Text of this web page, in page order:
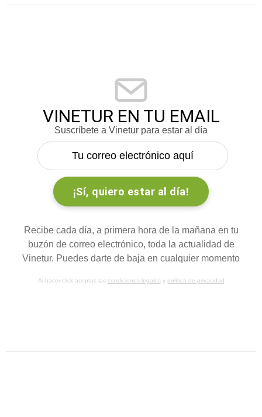
VINETUR EN TU EMAIL
Suscríbete a Vinetur para estar al día
Recibe cada día, a primera hora de la mañana en tu
buzón de correo electrónico, toda la actualidad de
Vinetur. Puedes darte de baja en cualquier momento
Al hacer click aceptas las condiciones legalesy política de privacidad